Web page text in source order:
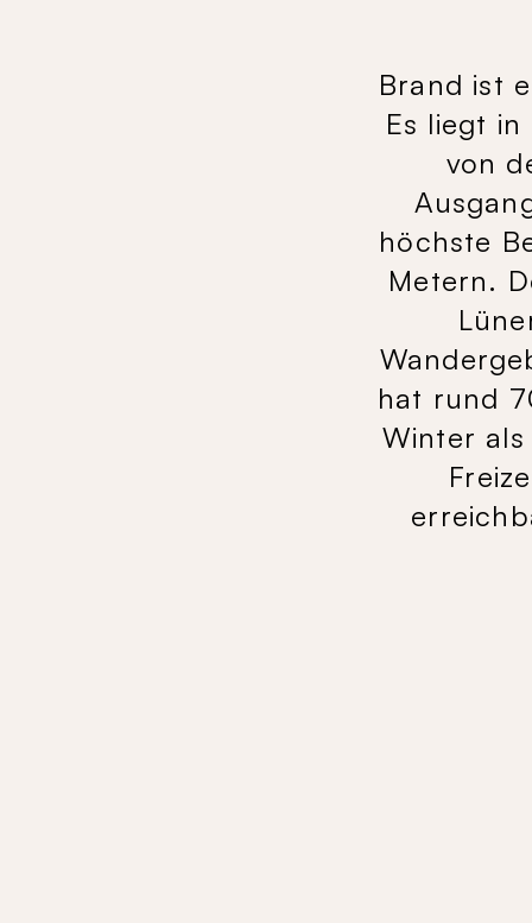
Brand ist
Es liegt
von
höchste
Metern.
hat rund
Winter